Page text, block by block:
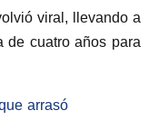
viral, llevando a
de cuatro años para
arrasó